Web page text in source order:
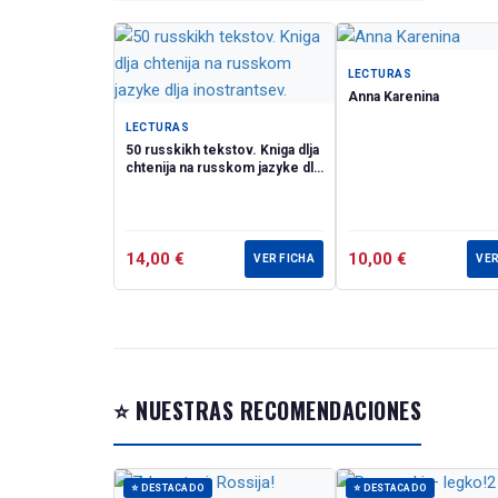
интересные
проживающим
On people and
The book
XX century.
exercises
most
schoolchildren
LECTURAS
50 russkikh tekstov. Kniga dlja
chtenija na russkom jazyke dlja
14,00 € VER FICHA
LECTURAS
Anna Karenina
10,00 €
⭐ NUESTRAS RECOMENDACIONES
⭐ DESTACADO ⭐ DESTACADO